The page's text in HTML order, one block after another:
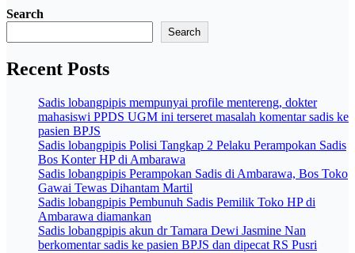
Search
Search
Recent Posts
Sadis lobangpipis mempunyai profile mentereng, dokter
mahasiswi PPDS UGM ini terseret masalah komentar sadis ke
pasien BPJS
Sadis lobangpipis Polisi Tangkap 2 Pelaku Perampokan Sadis
Bos Konter HP di Ambarawa
Sadis lobangpipis Perampokan Sadis di Ambarawa, Bos Toko
Gawai Tewas Dihantam Martil
Sadis lobangpipis Pembunuh Sadis Pemilik Toko HP di
Ambarawa diamankan
Sadis lobangpipis akun dr Tamara Dewi Jasmine Nan
berkomentar sadis ke pasien BPJS dan dipecat RS Pusri